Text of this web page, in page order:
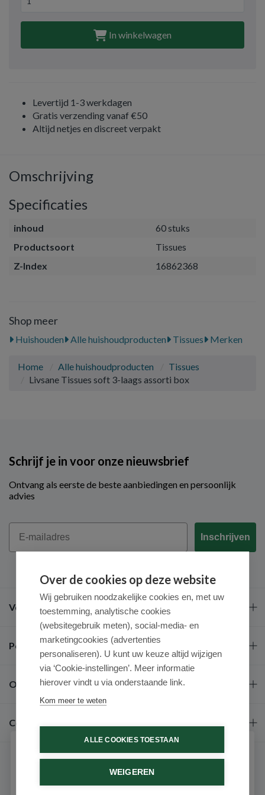
In winkelwagen
Levertijd 1-3 werkdagen
Gratis verzending vanaf €50
Altijd netjes en discreet verpakt
Omschrijving
Specificaties
inhoud
60 stuks
Productsoort
Tissues
Z-Index
16862368
Shop meer
Huishouden Alle huishoudproducten Tissues Merken
Home Alle huishoudproducten
Tissues
Livsane Tissues soft 3-laags assorti box
Schrijf je in voor onze nieuwsbrief
Ontvang als eerste de beste aanbiedingen en persoonlijk
advies
Email
Inschrijven
Veel gestelde vragen
Populaire merken
Over ons
Contact
Over de cookies op deze website
Wij gebruiken noodzakelijke cookies en, met uw
toestemming, analytische cookies
(websitegebruik meten), social-media- en
marketingcookies (advertenties
personaliseren). U kunt uw keuze altijd wijzigen
via ‘Cookie-instellingen’. Meer informatie
hierover vindt u via onderstaande link.
Kom meer te weten
ALLE COOKIES TOESTAAN
WEIGEREN
Schrijf je in voor onze nieuwsbrief
Ontvang als eerste de beste aanbiedingen en persoonlijk
advies